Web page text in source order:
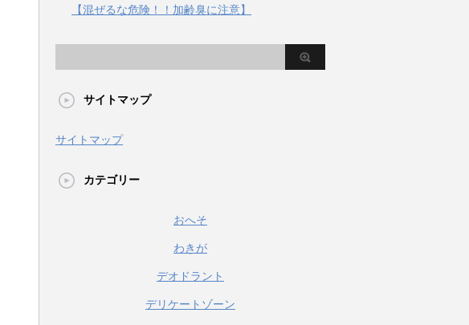
【混ぜるな危険！！加齢臭に注意】
サイトマップ
サイトマップ
カテゴリー
おへそ
わきが
デオドラント
デリケートゾーン